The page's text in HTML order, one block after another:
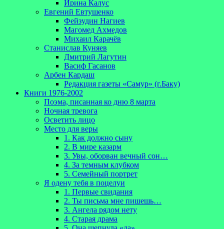
Ирина Калус
Евгений Евтушенко
Фейзудин Нагиев
Магомед Ахмедов
Михаил Карачёв
Станислав Куняев
Дмитрий Лагутин
Васиф Гасанов
Арбен Кардаш
Редакция газеты «Самур» (г.Баку)
Книги 1976-2002
Поэма, писанная ко дню 8 марта
Ночная тревога
Осветить лицо
Место для веры
1. Как должно сыну
2. В мире казарм
3. Увы, оборван вечный сон…
4. За темным клубком
5. Семейный портрет
Я одену тебя в поцелуи
1. Первые свидания
2. Ты письма мне пишешь…
3. Ангела рядом нету
4. Старая драма